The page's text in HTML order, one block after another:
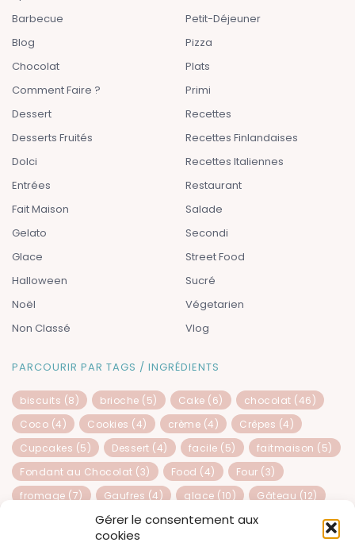
Gérer le consentement aux
cookies
Barbecue
Blog
Chocolat
Comment Faire ?
Dessert
Desserts Fruités
Dolci
Entrées
Fait Maison
Gelato
Glace
Halloween
Noël
Non Classé
Petit-Déjeuner
Pizza
Plats
Primi
Recettes
Recettes Finlandaises
Recettes Italiennes
Restaurant
Salade
Secondi
Street Food
Sucré
Végetarien
Vlog
PARCOURIR PAR TAGS / INGRÉDIENTS
biscuits (8) brioche (5) Cake (6) chocolat (46)
Coco (4) Cookies (4) crème (4) Crêpes (4)
Cupcakes (5) Dessert (4) facile (5) faitmaison (5)
Fondant au Chocolat (3) Food (4) Four (3)
fromage (7) Gaufres (4) glace (10) Gâteau (12)
Gâteau au chocolat(3) génoise(4) Healthy
italienne(21)